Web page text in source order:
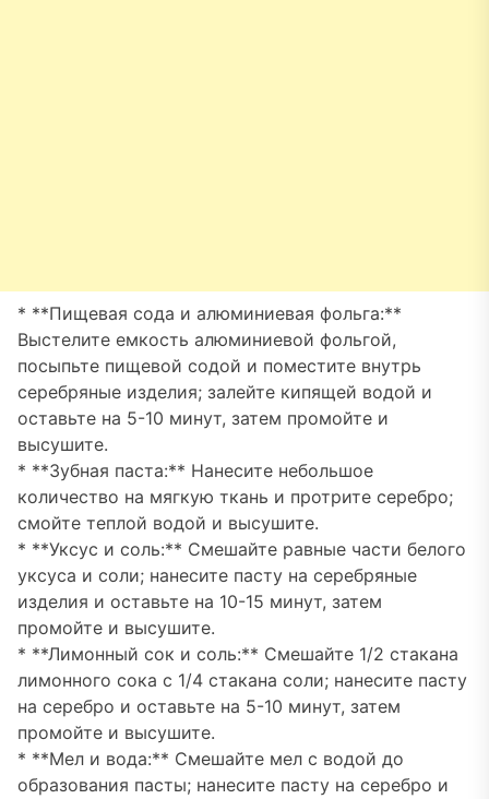
* **Пищевая сода и алюминиевая фольга:**
Выстелите емкость алюминиевой фольгой,
посыпьте пищевой содой и поместите внутрь
серебряные изделия; залейте кипящей водой и
оставьте на 5-10 минут, затем промойте и
высушите.
* **Зубная паста:** Нанесите небольшое
количество на мягкую ткань и протрите серебро;
смойте теплой водой и высушите.
* **Уксус и соль:** Смешайте равные части белого
уксуса и соли; нанесите пасту на серебряные
изделия и оставьте на 10-15 минут, затем
промойте и высушите.
* **Лимонный сок и соль:** Смешайте 1/2 стакана
лимонного сока с 1/4 стакана соли; нанесите пасту
на серебро и оставьте на 5-10 минут, затем
промойте и высушите.
* **Мел и вода:** Смешайте мел с водой до
образования пасты; нанесите пасту на серебро и